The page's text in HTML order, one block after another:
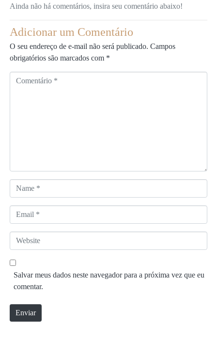
Ainda não há comentários, insira seu comentário abaixo!
Adicionar um Comentário
O seu endereço de e-mail não será publicado. Campos
obrigatórios são marcados com *
i
o
a
m
*
m
a
*
W
e
b
e
Salvar meus dados neste navegador para a próxima vez que eu
comentar.
Enviar